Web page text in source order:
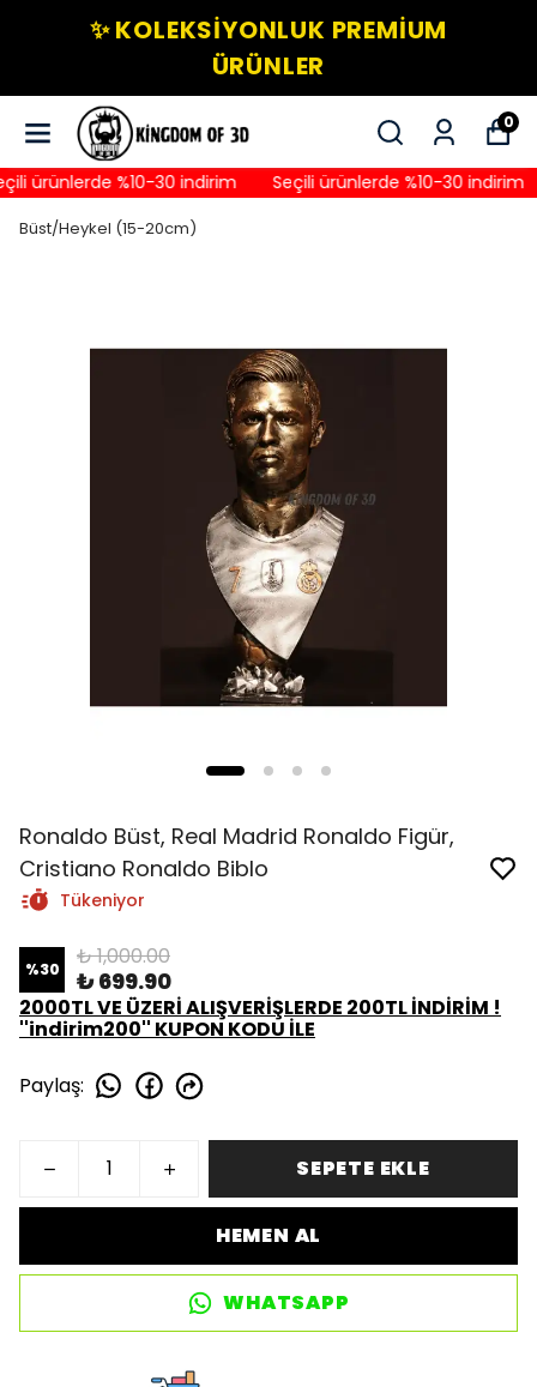
✨ KOLEKSIYONLUK PREMIUM
ÜRÜNLER
0
ürünlerde %10-30 indirim Seçili ürünlerde %10-30 indirim
Büst/Heykel (15-20cm)
Ronaldo Büst, Real Madrid Ronaldo Figür,
Cristiano Ronaldo Biblo
Tükeniyor
%30 ₺ 1,000.00
₺ 699.90
2000TL VE ÜZERİ ALIŞVERİŞLERDE 200TL İNDİRİM !
''indirim200'' KUPON KODU İLE
Paylaş:
SEPETE EKLE
HEMEN AL
WHATSAPP